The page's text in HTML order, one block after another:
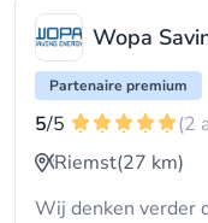
Wopa
Partenaire premium
5/5
(2
Riemst(27 km)
Wij denken verder